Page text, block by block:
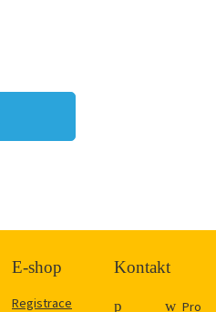
E-shop
Registrace
Kontakt
Pro